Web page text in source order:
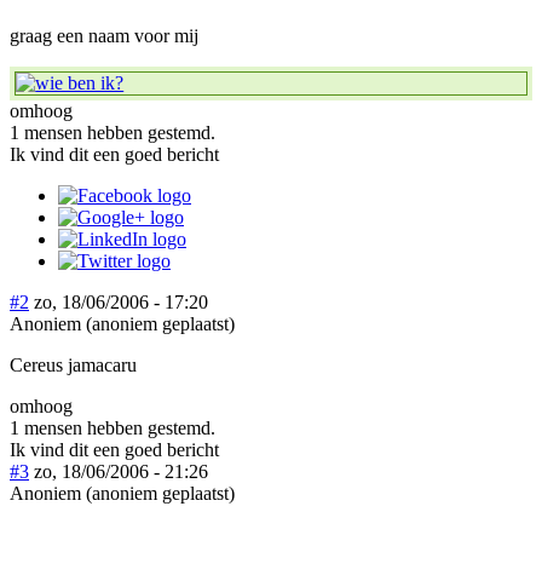
graag een naam voor mij
omhoog
1 mensen hebben gestemd.
Ik vind dit een goed bericht
#2 zo, 18/06/2006 - 17:20
Anoniem (anoniem geplaatst)
Cereus jamacaru
omhoog
1 mensen hebben gestemd.
Ik vind dit een goed bericht
#3 zo, 18/06/2006 - 21:26
Anoniem (anoniem geplaatst)